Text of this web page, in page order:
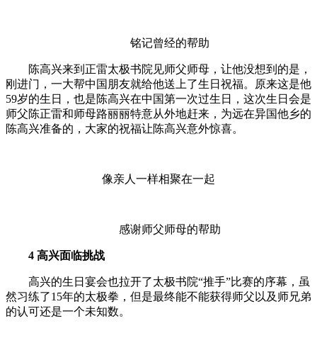
铭记曾经的帮助
陈高兴来到正雷太极书院见师父师母，让他没想到的是，
刚进门，一大帮中国朋友就给他送上了生日祝福。原来这是他
59岁的生日，也是陈高兴在中国第一次过生日，这次生日会是
师父陈正雷和师母路丽丽特意从外地赶来，为远在异国他乡的
陈高兴准备的，大家的祝福让陈高兴意外惊喜。
像亲人一样相聚在一起
感谢师父师母的帮助
4 高兴面临挑战
高兴的生日宴会也拉开了太极书院“推手”比赛的序幕，虽
然习练了15年的太极拳，但是最终能不能获得师父以及师兄弟
的认可还是一个未知数。